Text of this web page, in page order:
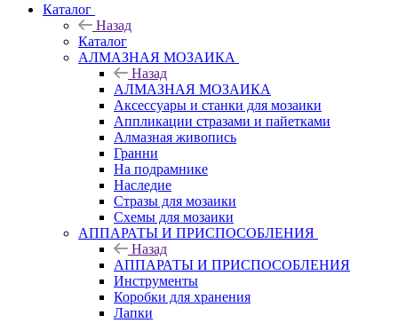
Каталог
Назад
Каталог
АЛМАЗНАЯ МОЗАИКА
Назад
АЛМАЗНАЯ МОЗАИКА
Аксессуары и станки для мозаики
Аппликации стразами и пайетками
Алмазная живопись
Гранни
На подрамнике
Наследие
Стразы для мозаики
Схемы для мозаики
АППАРАТЫ И ПРИСПОСОБЛЕНИЯ
Назад
АППАРАТЫ И ПРИСПОСОБЛЕНИЯ
Инструменты
Коробки для хранения
Лапки